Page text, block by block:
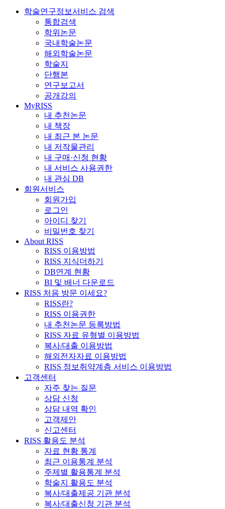
학술연구정보서비스 검색
통합검색
학위논문
국내학술논문
해외학술논문
학술지
단행본
연구보고서
공개강의
MyRISS
내 추천논문
내 책장
내 최근 본 논문
내 저작물관리
내 구매·신청 현황
내 서비스 사용권한
내 관심 DB
회원서비스
회원가입
로그인
아이디 찾기
비밀번호 찾기
About RISS
RISS 이용방법
RISS 지식더하기
DB연계 현황
BI 및 배너 다운로드
RISS 처음 방문 이세요?
RISS란?
RISS 이용권한
내 추천논문 등록방법
RISS 자료 유형별 이용방법
복사/대출 이용방법
해외전자자료 이용방법
RISS 정보취약계층 서비스 이용방법
고객센터
자주 찾는 질문
상담 신청
상담 내역 확인
고객제안
신고센터
RISS 활용도 분석
자료 현황 통계
최근 이용통계 분석
주제별 활용통계 분석
학술지 활용도 분석
복사/대출제공 기관 분석
복사/대출신청 기관 분석